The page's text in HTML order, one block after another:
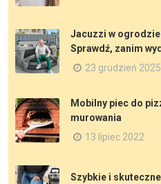
Jacuzzi w ogrodzie
Sprawdź, zanim
23 grudzień 2025
Mobilny piec do
murowania
13 lipiec 2022
Szybkie i